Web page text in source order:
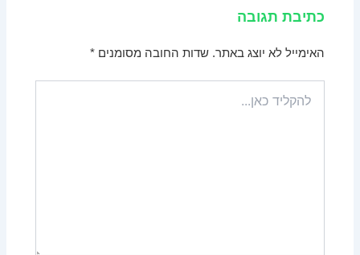
כתיבת תגובה
האימייל לא יוצג באתר. שדות החובה מסומנים*
כאן...